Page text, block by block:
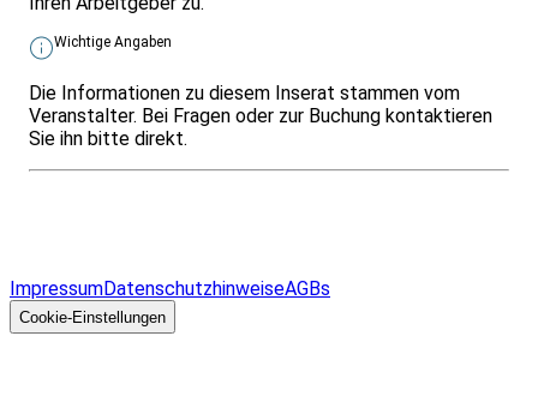
Wichtige Angaben
Die Informationen zu diesem Inserat stammen vom
Veranstalter. Bei Fragen oder zur Buchung kontaktieren
Sie ihn bitte direkt.
ImpressumDatenschutzhinweiseAGBs
Cookie-Einstellungen